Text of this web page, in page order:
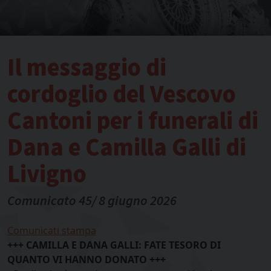
Il messaggio di
cordoglio del Vescovo
Cantoni per i funerali di
Dana e Camilla Galli di
Livigno
Comunicato 45/ 8 giugno 2026
Comunicati stampa
+++ CAMILLA E DANA GALLI: FATE TESORO DI
QUANTO VI HANNO DONATO +++